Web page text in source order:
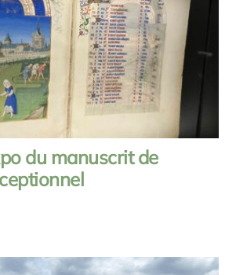
du manuscrit de